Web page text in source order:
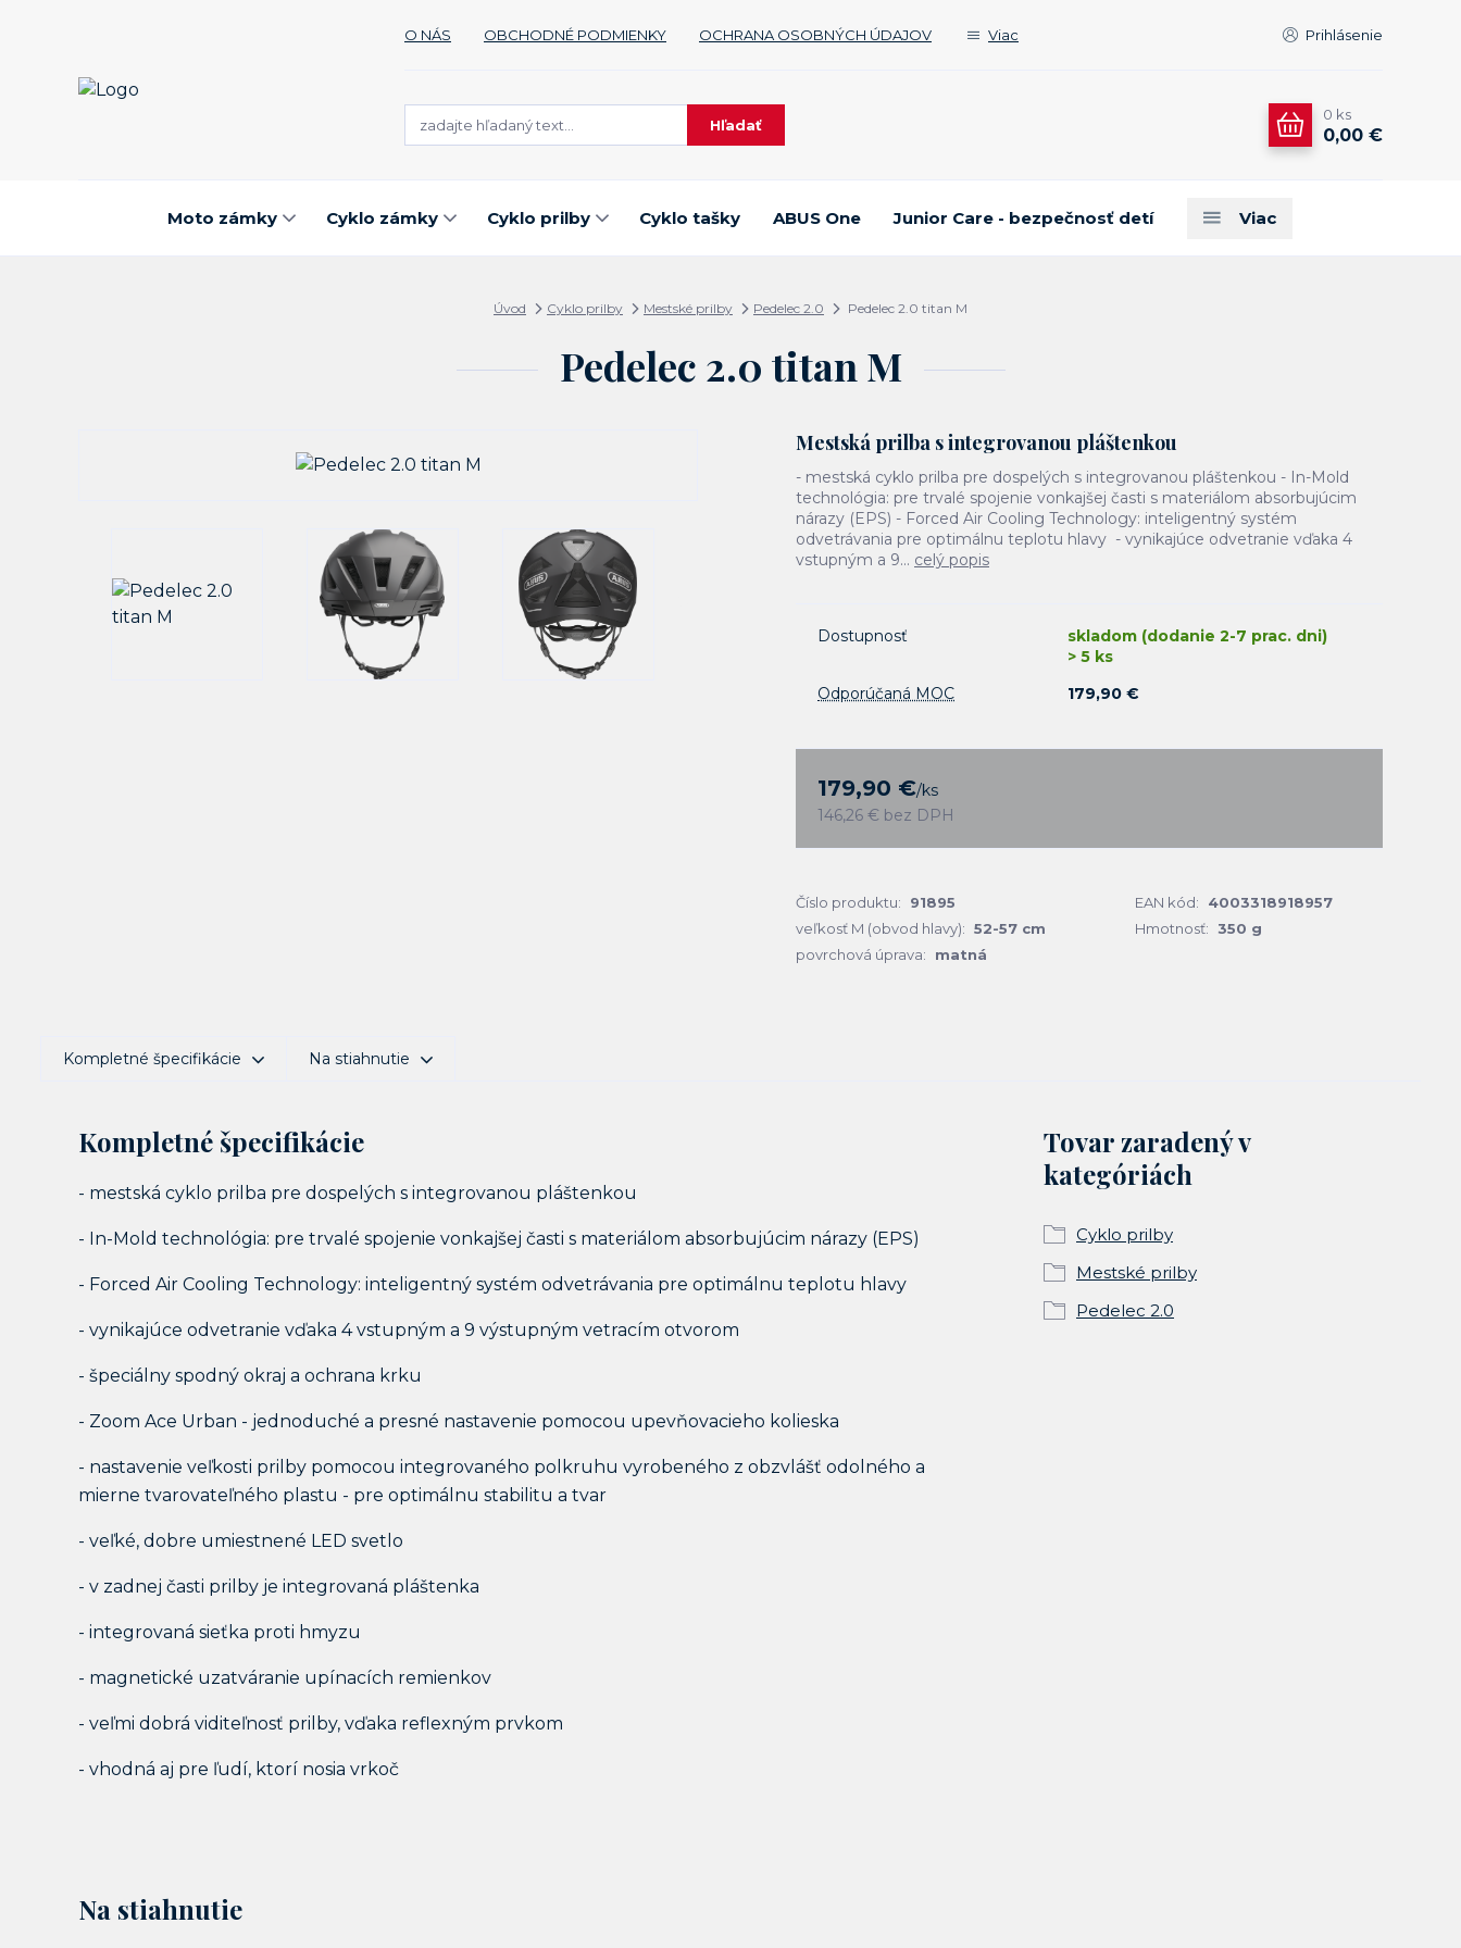
O NÁS OBCHODNÉ PODMIENKY OCHRANA OSOBNÝCH ÚDAJOV Viac Prihlásenie
Hľadať
0 ks
0,00 €
Moto zámky Cyklo zámky Cyklo prilby Cyklo tašky ABUS One Junior Care - bezpečnosť detí Viac
Úvod Cyklo prilby Mestské prilby Pedelec 2.0 Pedelec 2.0 titan M
Pedelec 2.0 titan M
Mestská prilba s integrovanou pláštenkou
- mestská cyklo prilba pre dospelých s integrovanou pláštenkou - In-Mold
technológia: pre trvalé spojenie vonkajšej časti s materiálom absorbujúcim
nárazy (EPS) - Forced Air Cooling Technology: inteligentný systém
odvetrávania pre optimálnu teplotu hlavy - vynikajúce odvetranie vďaka 4
vstupným a 9... celý popis
Dostupnosť
skladom (dodanie 2-7 prac. dni)
> 5 ks
Odporúčaná MOC
179,90 €
179,90 €/ks
146,26 € bez DPH
Číslo produktu: 91895 EAN kód:
4003318918957
veľkosť M (obvod hlavy): 52-57 cm Hmotnosť:
350 g
povrchová úprava:
matná
Kompletné špecifikácie Na stiahnutie
Kompletné špecifikácie
- mestská cyklo prilba pre dospelých s integrovanou pláštenkou
- In-Mold technológia: pre trvalé spojenie vonkajšej časti s materiálom absorbujúcim nárazy (EPS)
- Forced Air Cooling Technology: inteligentný systém odvetrávania pre optimálnu teplotu hlavy
- vynikajúce odvetranie vďaka 4 vstupným a 9 výstupným vetracím otvorom
- špeciálny spodný okraj a ochrana krku
- Zoom Ace Urban - jednoduché a presné nastavenie pomocou upevňovacieho kolieska
- nastavenie veľkosti prilby pomocou integrovaného polkruhu vyrobeného z obzvlášť odolného a
mierne tvarovateľného plastu - pre optimálnu stabilitu a tvar
- veľké, dobre umiestnené LED svetlo
- v zadnej časti prilby je integrovaná pláštenka
- integrovaná sieťka proti hmyzu
- magnetické uzatváranie upínacích remienkov
- veľmi dobrá viditeľnosť prilby, vďaka reflexným prvkom
- vhodná aj pre ľudí, ktorí nosia vrkoč
Tovar zaradený v
kategóriách
Cyklo prilby
Mestské prilby
Pedelec 2.0
Na stiahnutie